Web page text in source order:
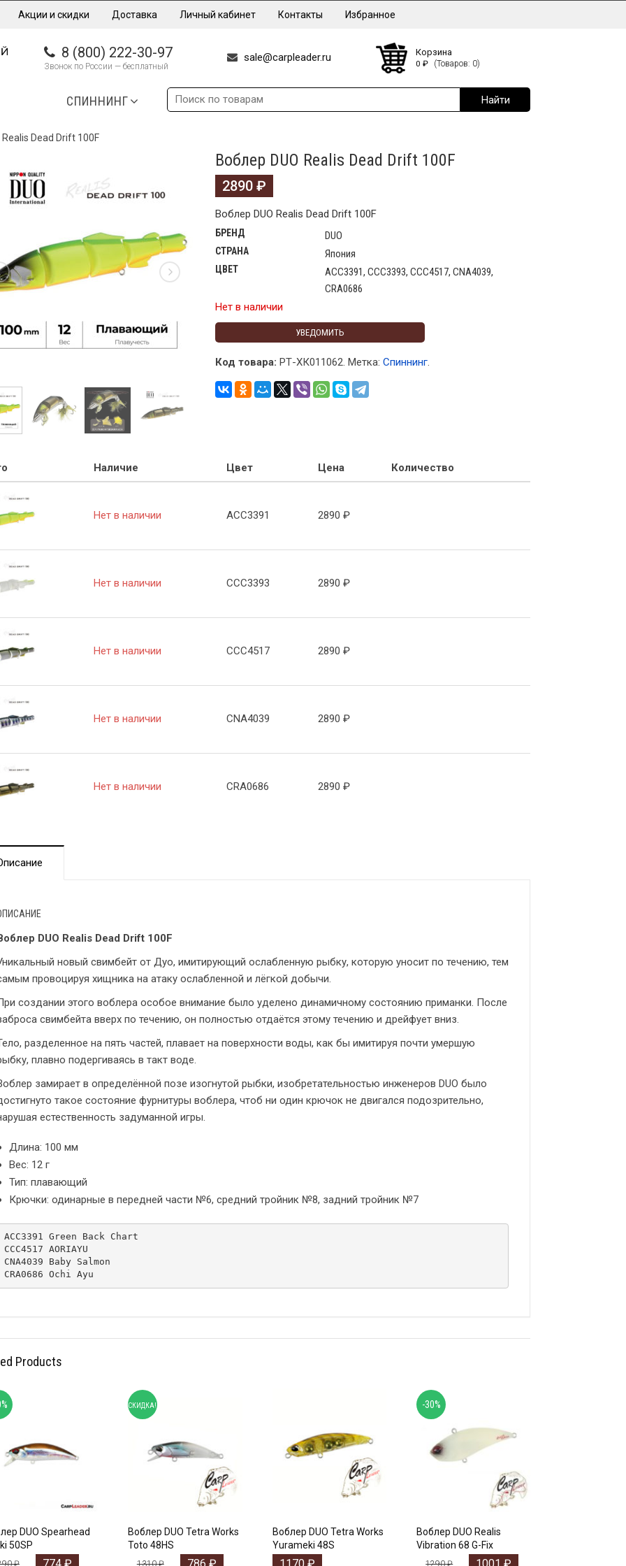
Акции и скидки Доставка Личный кабинет Контакты Избранное
8 (800) 222-30-97
Звонок по России — бесплатный
sale@carpleader.ru Корзина
0 ₽ (Товаров: 0)
СПИННИНГ
Dead Drift 100F
Воблер DUO Realis Dead Drift 100F
2890 ₽
Воблер DUO Realis Dead Drift 100F
БРЕНД DUO
СТРАНА Япония
ЦВЕТ
ACC3391, CCC3393, CCC4517, CNA4039,
CRA0686
Нет в наличии
УВЕДОМИТЬ
Код товара: РТ-ХК011062. Метка: Спиннинг.
Наличие Цвет Цена Количество
Нет в наличии ACC3391 2890 ₽
Нет в наличии CCC3393 2890 ₽
Нет в наличии CCC4517 2890 ₽
Нет в наличии CNA4039 2890 ₽
Нет в наличии CRA0686 2890 ₽
DUO Realis Dead Drift 100F
новый свимбейт от Дуо, имитирующий ослабленную рыбку, которую уносит по течению, тем
провоцируя хищника на атаку ослабленной и лёгкой добычи.
создании этого воблера особое внимание было уделено динамичному состоянию приманки. После
свимбейта вверх по течению, он полностью отдаётся этому течению и дрейфует вниз.
разделенное на пять частей, плавает на поверхности воды, как бы имитируя почти умершую
плавно подергиваясь в такт воде.
замирает в определённой позе изогнутой рыбки, изобретательностью инженеров DUO было
такое состояние фурнитуры воблера, чтоб ни один крючок не двигался подозрительно,
естественность задуманной игры.
Длина: 100 мм
Вес: 12 г
Тип: плавающий
Крючки: одинарные в передней части №6, средний тройник №8, задний тройник №7
ACC3391 Green Back Chart
CCC4517 AORIAYU
CNA4039 Baby Salmon
CRA0686 Ochi Ayu
Products
DUO Spearhead
50SP
₽
Воблер DUO Tetra Works
Toto 48HS
1310₽
СКИДКА!
Воблер DUO Tetra Works
Yurameki 48S
Воблер DUO Realis
Vibration 68 G-Fix
1290₽
-30%